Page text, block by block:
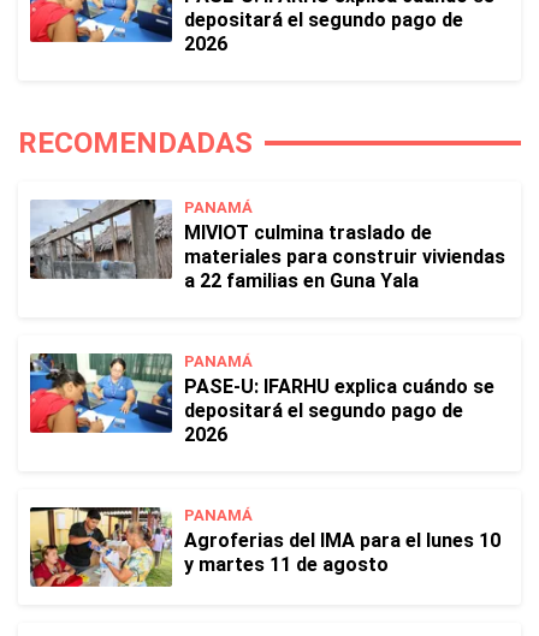
depositará el segundo pago de
2026
RECOMENDADAS
PANAMÁ
MIVIOT culmina traslado de
materiales para construir viviendas
a 22 familias en Guna Yala
PANAMÁ
PASE-U: IFARHU explica cuándo se
depositará el segundo pago de
2026
PANAMÁ
Agroferias del IMA para el lunes 10
y martes 11 de agosto